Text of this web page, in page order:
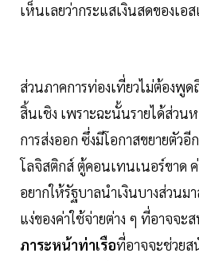
เห็นเลยว่ากระแสเงินสดของเอ
ส่วนภาคการท่องเที่ยวไม่ต้องพูด
สิ้นเชิง เพราะฉะนั้นรายได้ส่วน
การส่งออก ซึ่งมีโอกาสขยายตัวอี
โลจิสติกส์ ตู้คอนเทนเนอร์ขาด ค่
อยากให้รัฐบาลนำเงินบางส่วน
แง่ของค่าใช้จ่ายต่าง ๆ ที่อาจจะ
ภาระหน้าท่าเรือที่อาจจะช่วยส